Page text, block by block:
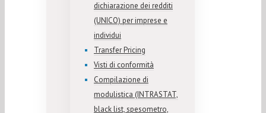
dichiarazione dei redditi
(UNICO) per imprese e
individui
Transfer Pricing
Visti di conformità
Compilazione di
modulistica (INTRASTAT,
black list, spesometro,